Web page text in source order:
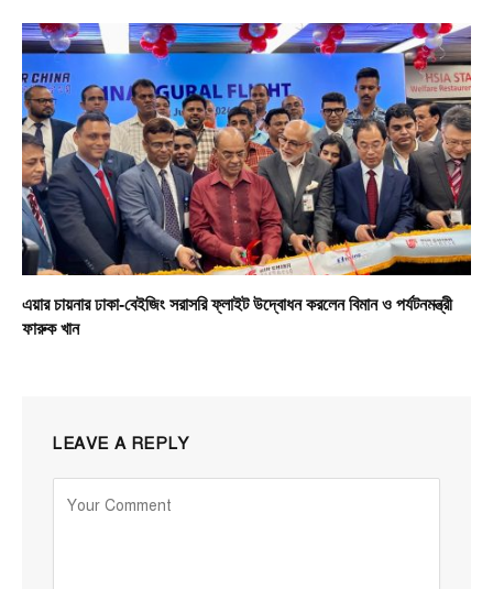
এয়ার চায়নার ঢাকা-বেইজিং সরাসরি ফ্লাইট উদ্বোধন করলেন বিমান ও পর্যটনমন্ত্রী
ফারুক খান
LEAVE A REPLY